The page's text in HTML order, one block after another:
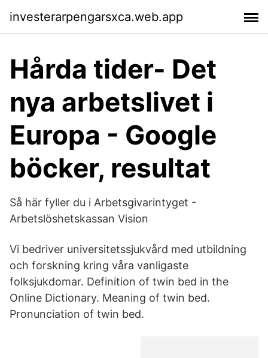
investerarpengarsxca.web.app
Hårda tider- Det
nya arbetslivet i
Europa - Google
böcker, resultat
Så här fyller du i Arbetsgivarintyget -
Arbetslöshetskassan Vision
Vi bedriver universitetssjukvård med utbildning
och forskning kring våra vanligaste
folksjukdomar. Definition of twin bed in the
Online Dictionary. Meaning of twin bed.
Pronunciation of twin bed.